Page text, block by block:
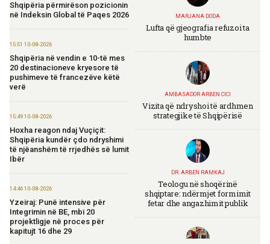
Shqipëria përmirëson pozicionin
në Indeksin Global të Paqes 2026
15:51 10-08-2026
Shqipëria në vendin e 10-të mes
20 destinacioneve kryesore të
pushimeve të francezëve këtë
verë
15:49 10-08-2026
Hoxha reagon ndaj Vuçiçit:
Shqipëria kundër çdo ndryshimi
të njëanshëm të rrjedhës së lumit
Ibër
14:46 10-08-2026
Yzeiraj: Punë intensive për
Integrimin në BE, mbi 20
projektligje në proces për
kapitujt 16 dhe 29
MARJANA DODA
Lufta që gjeografia refuzoi ta
humbte
AMBASADOR ARBEN CICI
Vizita që ndryshoi të ardhmen
strategjike të Shqipërisë
DR. ARBEN RAMKAJ
Teologu në shoqërinë
shqiptare: ndërmjet formimit
fetar dhe angazhimit publik